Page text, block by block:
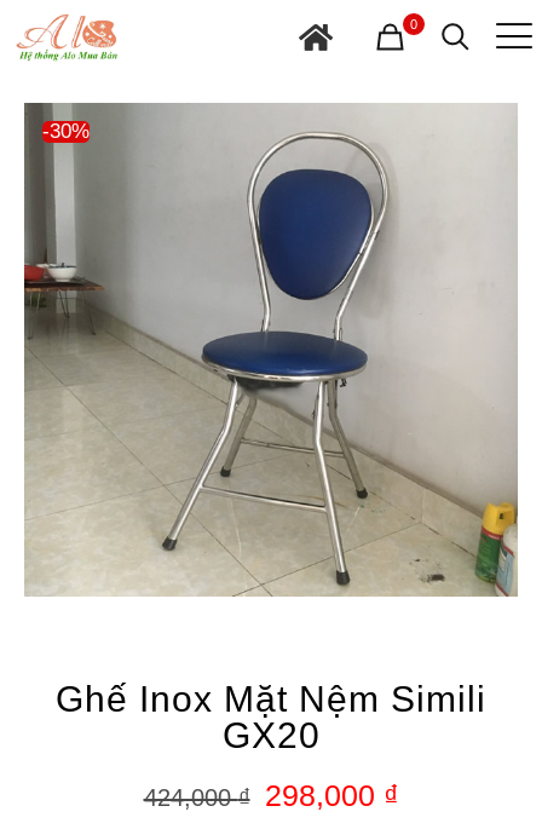
0
-30%
Ghế Inox Mặt Nệm Simili
GX20
424,000₫ 298,000 ₫